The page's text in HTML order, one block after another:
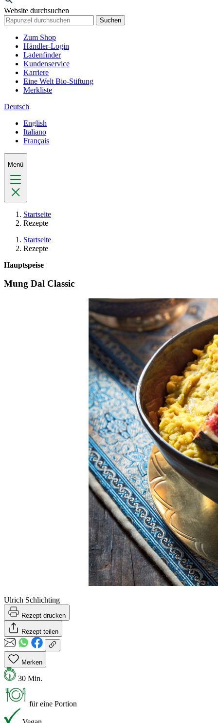
Website durchsuchen
Suchen
Zum Shop
Händler-Login
Ladenfinder
Kundenservice
Karriere
Eine Welt Bio-Stiftung
Merkliste
Deutsch
English
Italiano
Français
Menü
Startseite
Rezepte
Startseite
Rezepte
Hauptspeise
Mung Dal Classic
Ulrich Schlichting
Rezept drucken
Rezept teilen
Merken
30 Min.
für eine Portion